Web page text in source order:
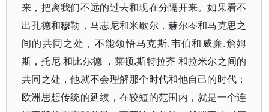
来，把离我们不远的过去和现在分隔开来。如果看不
出孔德和穆勒，马志尼和米歇尔，赫尔岑和马克思之
间的共同之处，不能领悟马克斯.韦伯和威廉.詹姆
斯，托尼 和比尔德 ，莱顿.斯特拉齐 和拉米尔之间的
共同之处，他就不会理解那个时代和他自己的时代；
欧洲思想传统的延续，在较短的范围内，就是一个连